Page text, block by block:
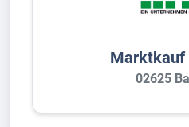
Marktkauf
02625